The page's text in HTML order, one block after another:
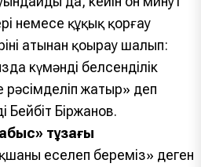
немесе құқық қорғау
атынан қоңырау шалып:
күмәнді белсенділік
жатыр» деп
Біржанов.
тұзағы
еселеп береміз» деген